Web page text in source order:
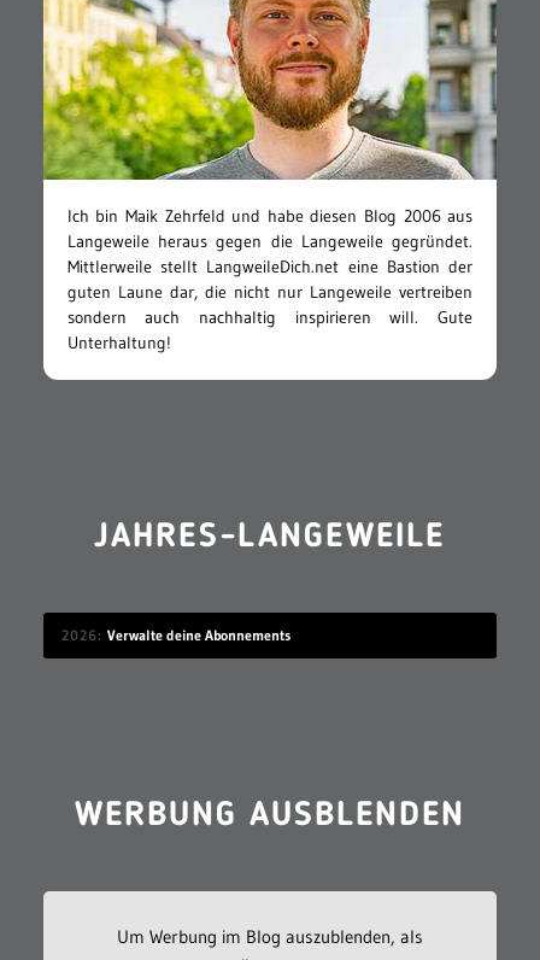
Ich bin Maik Zehrfeld und habe diesen Blog 2006 aus
Langeweile heraus gegen die Langeweile gegründet.
Mittlerweile stellt LangweileDich.net eine Bastion der
guten Laune dar, die nicht nur Langeweile vertreiben
sondern auch nachhaltig inspirieren will. Gute
Unterhaltung!
JAHRES-LANGEWEILE
2026 Verwalte deine Abonnements
WERBUNG AUSBLENDEN
Um Werbung im Blog auszublenden, als